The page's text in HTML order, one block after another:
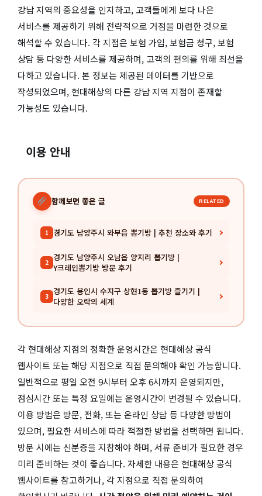
강남 지역의 중요성을 인지하고, 고객들에게 보다 나은
서비스를 제공하기 위해 전략적으로 거점을 마련한 것으로
해석할 수 있습니다. 각 지점은 보험 가입, 보험금 청구, 보험
상담 등 다양한 서비스를 제공하며, 고객의 편의를 위해 최선을
다하고 있습니다. 본 정보는 제공된 데이터를 기반으로
작성되었으며, 현대해상의 다른 강남 지역 지점이 존재할
가능성도 있습니다.
이용 안내
함께보면 좋은 글 RELATED
1 경기도 남양주시 와부읍 뽑기방 | 추천 장소와 후기
2 경기도 남양주시 오남읍 양지리 뽑기방 |
Y크레인뽑기방 방문 후기
3 경기도 용인시 수지구 상현1동 뽑기방 즐기기 |
다양한 오락의 세계
각 현대해상 지점의 정확한 운영시간은 현대해상 공식
웹사이트 또는 해당 지점으로 직접 문의해야 확인 가능합니다.
일반적으로 평일 오전 9시부터 오후 6시까지 운영되지만,
점심시간 또는 특정 요일에는 운영시간이 변경될 수 있습니다.
이용 방법은 방문, 전화, 또는 온라인 상담 등 다양한 방법이
있으며, 필요한 서비스에 따라 적절한 방법을 선택하면 됩니다.
방문 시에는 신분증을 지참해야 하며, 서류 준비가 필요한 경우
미리 준비하는 것이 좋습니다. 자세한 내용은 현대해상 공식
웹사이트를 참고하거나, 각 지점으로 직접 문의하여